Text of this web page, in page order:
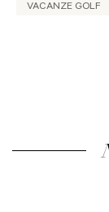
VACANZE GOLF